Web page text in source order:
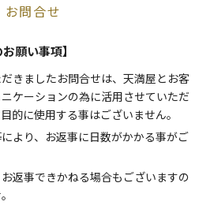
お問合せ
願い事項】
きましたお問合せは、天満屋とお客
ケーションの為に活用させていただ
的に使用する事はございません。
より、お返事に日数がかかる事がご
返事できかねる場合もございますの